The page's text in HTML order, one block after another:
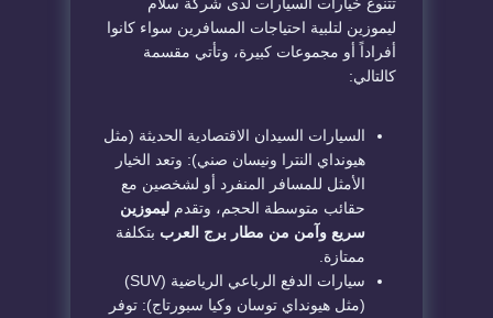
ليموزين لتلبية احتياجات المسافرين سواء كانوا
أفراداً أو مجموعات كبيرة، وتأتي مقسمة
كالتالي:
السيارات السيدان الاقتصادية الحديثة (مثل
هيونداي النترا ونيسان صني): وتعد الخيار
الأمثل للمسافر المنفرد أو لشخصين مع
حقائب متوسطة الحجم، وتقدم ليموزين
سريع وآمن من مطار برج العرب بتكلفة
ممتازة.
سيارات الدفع الرباعي الرياضية (SUV)
(مثل هيونداي توسان وكيا سبورتاج): توفر